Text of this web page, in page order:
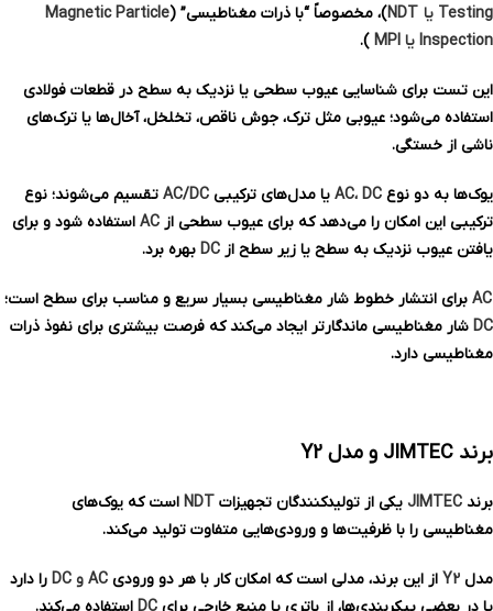
Testing یا NDT
)، مخصوصاً “با ذرات مغناطیسی” ( Magnetic Particle
Inspection یا MPI
).
این تست برای شناسایی عیوب سطحی یا نزدیک به سطح در قطعات فولادی
استفاده می‌شود؛ عیوبی مثل ترک، جوش ناقص، تخلخل، آخال‌ها یا ترک‌های
ناشی از خستگی.
یوک‌ها به دو نوع AC، DC یا مدل‌های ترکیبی AC/DC تقسیم می‌شوند؛ نوع
ترکیبی این امکان را می‌دهد که برای عیوب سطحی از AC استفاده شود و برای
یافتن عیوب نزدیک به سطح یا زیر سطح از DC بهره برد.
AC برای انتشار خطوط شار مغناطیسی بسیار سریع و مناسب برای سطح است؛
DC شار مغناطیسی ماندگارتر ایجاد می‌کند که فرصت بیشتری برای نفوذ ذرات
مغناطیسی دارد.
برند JIMTEC و مدل Y2
برند JIMTEC یکی از تولیدکنندگان تجهیزات NDT است که یوک‌های
مغناطیسی را با ظرفیت‌ها و ورودی‌هایی متفاوت تولید می‌کند.
مدل Y2 از این برند، مدلی است که امکان کار با هر دو ورودی AC و DC
را دارد